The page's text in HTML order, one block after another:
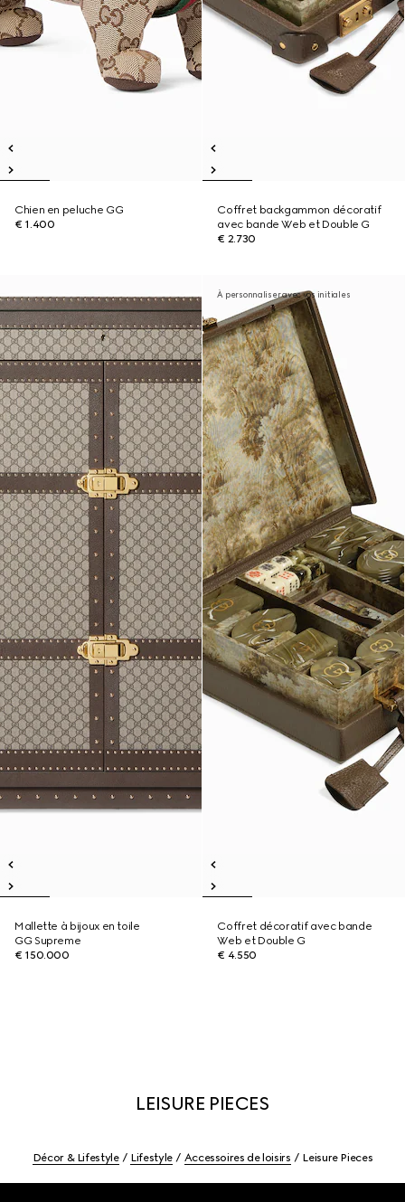
Chien en peluche GG
€ 1.400
Coffret backgammon décoratif
avec bande Web et Double G
€ 2.730
Mallette à bijoux en toile
GG Supreme
€ 150.000
À personnaliser avec vos initiales
Coffret décoratif avec bande
Web et Double G
€ 4.550
LEISURE PIECES
Décor & Lifestyle Lifestyle Accessoires de loisirs Leisure Pieces